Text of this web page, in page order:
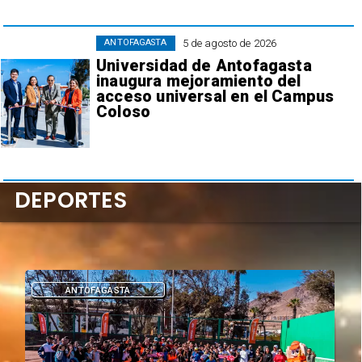
5 de agosto de 2026
Universidad de Antofagasta
inaugura mejoramiento del
acceso universal en el Campus
Coloso
ANTOFAGASTA
DEPORTES
DEPORTES